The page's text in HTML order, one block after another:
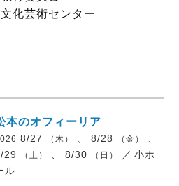
化芸術センター
本のオフィーリア
8/27 （木） 、 8/28 （金）
29
（土） 、 8/30 （日） ／ 小ホ
ル